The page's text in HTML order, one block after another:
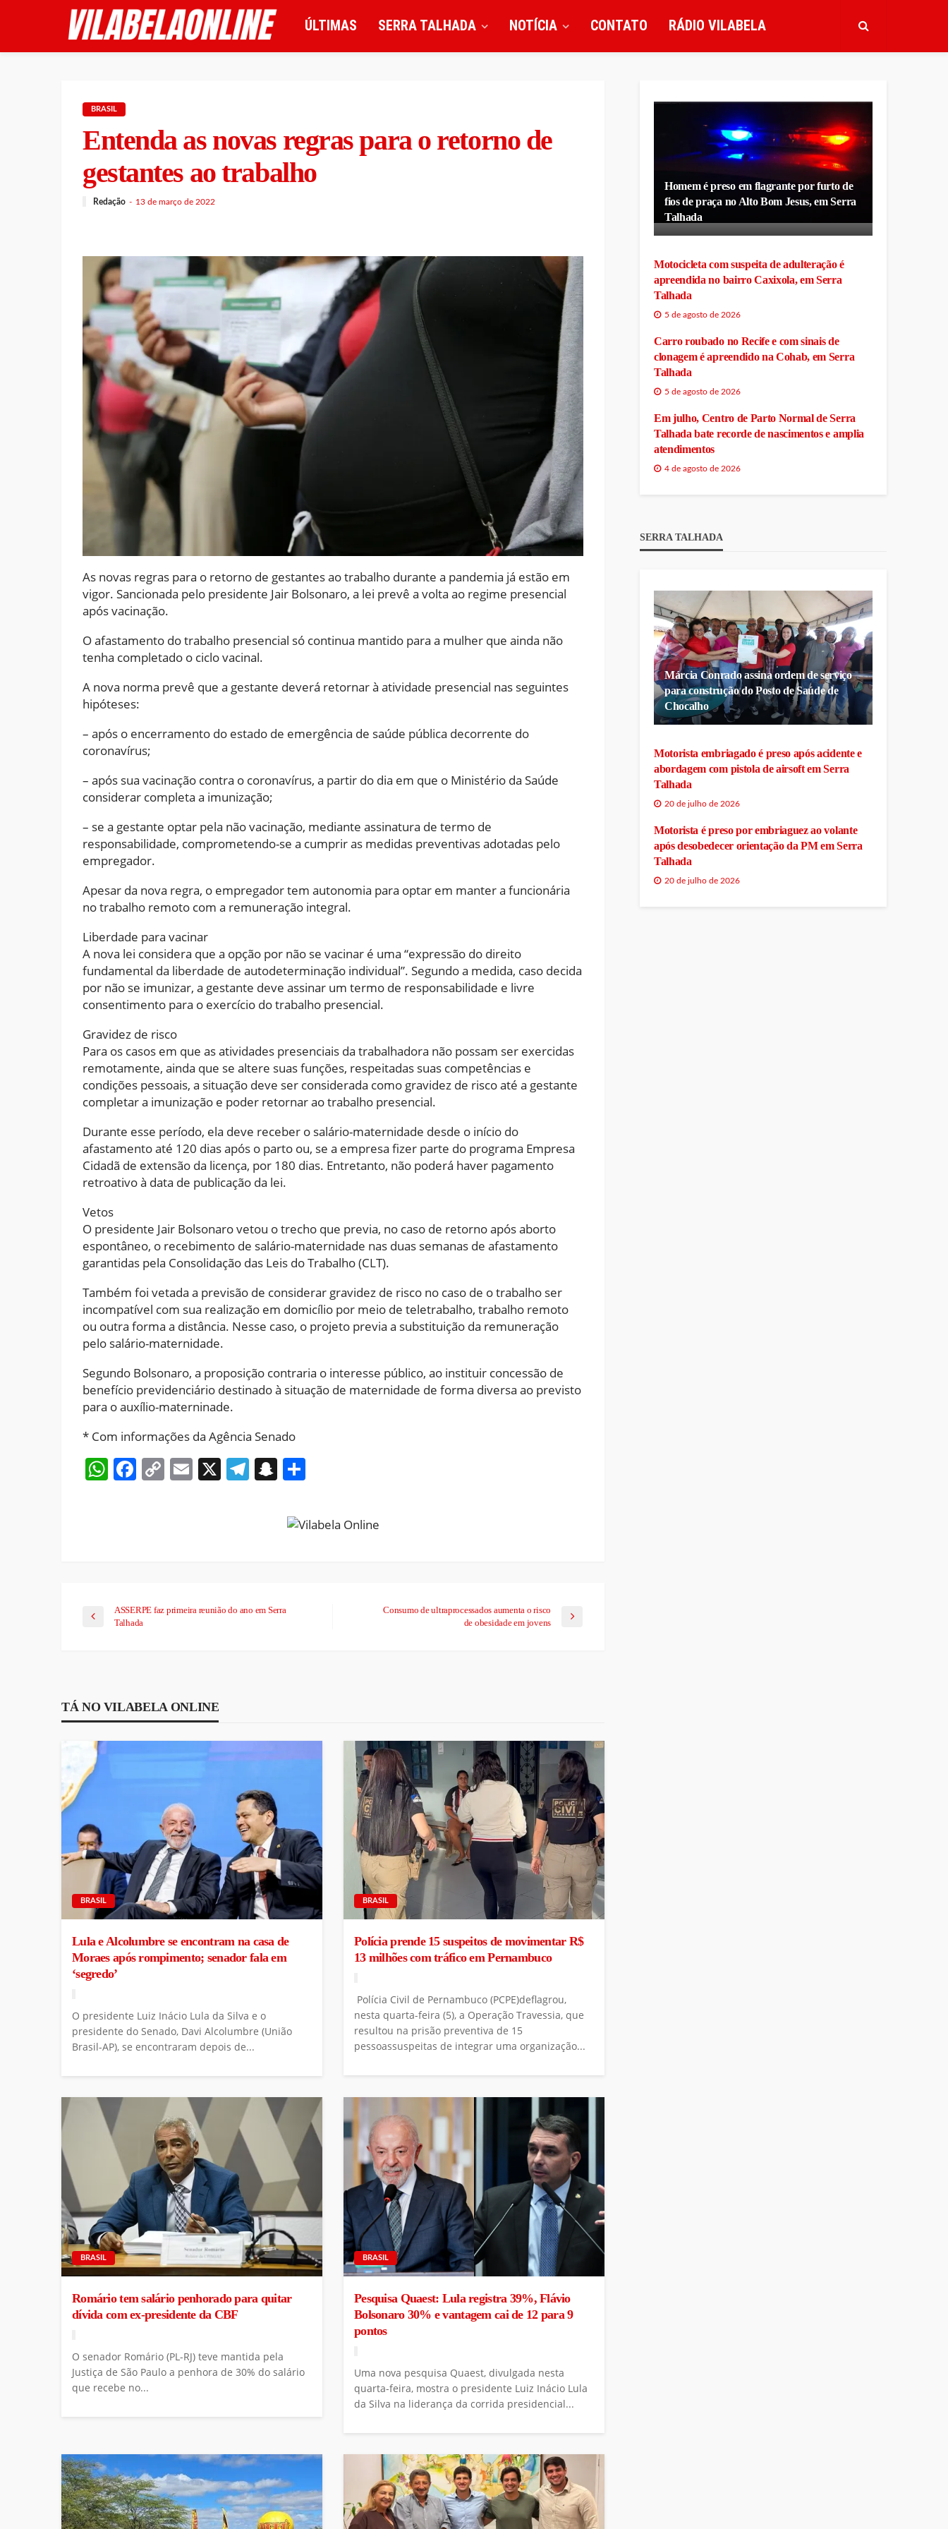
ÚLTIMAS SERRA TALHADA NOTÍCIA CONTATO RÁDIO VILABELA
BRASIL
Entenda as novas regras para o retorno de
gestantes ao trabalho
Redação 13 de março de 2022
As novas regras para o retorno de gestantes ao trabalho durante a pandemia já estão em
vigor. Sancionada pelo presidente Jair Bolsonaro, a lei prevê a volta ao regime presencial
após vacinação.
O afastamento do trabalho presencial só continua mantido para a mulher que ainda não
tenha completado o ciclo vacinal.
A nova norma prevê que a gestante deverá retornar à atividade presencial nas seguintes
hipóteses:
– após o encerramento do estado de emergência de saúde pública decorrente do
coronavírus;
– após sua vacinação contra o coronavírus, a partir do dia em que o Ministério da Saúde
considerar completa a imunização;
– se a gestante optar pela não vacinação, mediante assinatura de termo de
responsabilidade, comprometendo-se a cumprir as medidas preventivas adotadas pelo
empregador.
Apesar da nova regra, o empregador tem autonomia para optar em manter a funcionária
no trabalho remoto com a remuneração integral.
Liberdade para vacinar
A nova lei considera que a opção por não se vacinar é uma “expressão do direito
fundamental da liberdade de autodeterminação individual”. Segundo a medida, caso decida
por não se imunizar, a gestante deve assinar um termo de responsabilidade e livre
consentimento para o exercício do trabalho presencial.
Gravidez de risco
Para os casos em que as atividades presenciais da trabalhadora não possam ser exercidas
remotamente, ainda que se altere suas funções, respeitadas suas competências e
condições pessoais, a situação deve ser considerada como gravidez de risco até a gestante
completar a imunização e poder retornar ao trabalho presencial.
Durante esse período, ela deve receber o salário-maternidade desde o início do
afastamento até 120 dias após o parto ou, se a empresa fizer parte do programa Empresa
Cidadã de extensão da licença, por 180 dias. Entretanto, não poderá haver pagamento
retroativo à data de publicação da lei.
Vetos
O presidente Jair Bolsonaro vetou o trecho que previa, no caso de retorno após aborto
espontâneo, o recebimento de salário-maternidade nas duas semanas de afastamento
garantidas pela Consolidação das Leis do Trabalho (CLT).
Também foi vetada a previsão de considerar gravidez de risco no caso de o trabalho ser
incompatível com sua realização em domicílio por meio de teletrabalho, trabalho remoto
ou outra forma a distância. Nesse caso, o projeto previa a substituição da remuneração
pelo salário-maternidade.
Segundo Bolsonaro, a proposição contraria o interesse público, ao instituir concessão de
benefício previdenciário destinado à situação de maternidade de forma diversa ao previsto
para o auxílio-materninade.
* Com informações da Agência Senado
WhatsApp
Facebook
CopyEmail
X Telegram
Snapchat
ASSERPE faz primeira reunião do ano em Serra
Talhada
Consumo de ultraprocessados aumenta o risco
de obesidade em jovens
TÁ NO VILABELA ONLINE
BRASIL
Lula e Alcolumbre se encontram na casa de
Moraes após rompimento; senador fala em
‘segredo’
O presidente Luiz Inácio Lula da Silva e o
presidente do Senado, Davi Alcolumbre (União
Brasil-AP), se encontraram depois de...
BRASIL
Polícia prende 15 suspeitos de movimentar R$
13 milhões com tráfico em Pernambuco
Polícia Civil de Pernambuco (PCPE)deflagrou,
nesta quarta-feira (5), a Operação Travessia, que
resultou na prisão preventiva de 15
pessoassuspeitas de integrar uma organização...
BRASIL
Romário tem salário penhorado para quitar
dívida com ex-presidente da CBF
O senador Romário (PL-RJ) teve mantida pela
Justiça de São Paulo a penhora de 30% do salário
que recebe no...
BRASIL
Pesquisa Quaest: Lula registra 39%, Flávio
Bolsonaro 30% e vantagem cai de 12 para 9
pontos
Uma nova pesquisa Quaest, divulgada nesta
quarta-feira, mostra o presidente Luiz Inácio Lula
da Silva na liderança da corrida presidencial...
Homem é preso em flagrante por furto de
fios de praça no Alto Bom Jesus, em Serra
Talhada
Motocicleta com suspeita de adulteração é
apreendida no bairro Caxixola, em Serra
Talhada
5 de agosto de 2026
Carro roubado no Recife e com sinais de
clonagem é apreendido na Cohab, em Serra
Talhada
5 de agosto de 2026
Em julho, Centro de Parto Normal de Serra
Talhada bate recorde de nascimentos e amplia
atendimentos
4 de agosto de 2026
SERRA TALHADA
Márcia Conrado assina ordem de serviço
para construção do Posto de Saúde de
Chocalho
Motorista embriagado é preso após acidente e
abordagem com pistola de airsoft em Serra
Talhada
20 de julho de 2026
Motorista é preso por embriaguez ao volante
após desobedecer orientação da PM em Serra
Talhada
20 de julho de 2026